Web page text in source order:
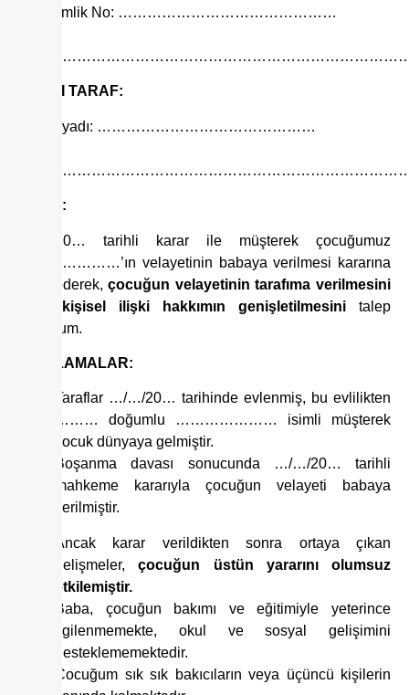
T.C. Kimlik No: ………………………………………
KARŞI TARAF:
Adı Soyadı: ………………………………………
KONU:
…/…/20… tarihli karar ile müşterek çocuğumuz
…………………’ın velayetinin babaya verilmesi kararına
itiraz ederek,çocuğun velayetinin tarafıma verilmesini
kişisel ilişki hakkımın genişletilmesini talep
ediyorum.
AÇIKLAMALAR:
Taraflar …/…/20… tarihinde evlenmiş, bu evlilikten
……… doğumlu ………………… isimli müşterek
çocuk dünyaya gelmiştir.
Boşanma davası sonucunda …/…/20… tarihli
mahkeme kararıyla çocuğun velayeti babaya
verilmiştir.
Ancak karar verildikten sonra ortaya çıkan
gelişmeler,çocuğun üstün yararını olumsuz
etkilemiştir.
Baba, çocuğun bakımı ve eğitimiyle yeterince
ilgilenmemekte, okul ve sosyal gelişimini
desteklememektedir.
Çocuğum sık sık bakıcıların veya üçüncü kişilerin